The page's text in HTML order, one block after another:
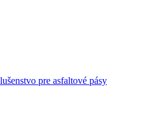
pre asfaltové pásy